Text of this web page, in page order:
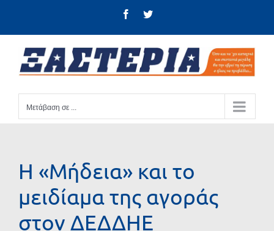
FacebookTwitter
Μετάβαση σε ...
Η «Μήδεια» και το
μειδίαμα της αγοράς
στον ΔΕΔΔΗΕ